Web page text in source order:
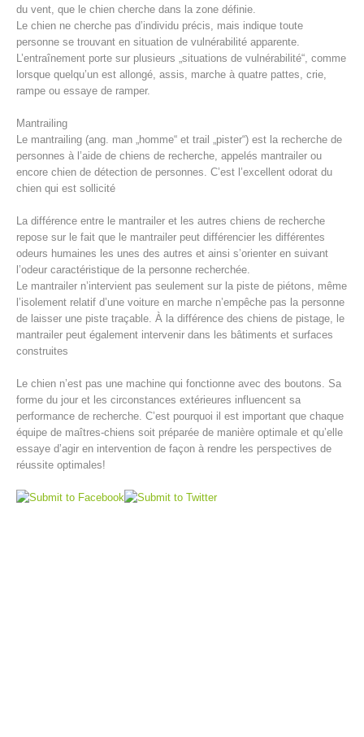
Procédure d'alarme
du vent, que le chien cherche dans la zone définie.
Le chien ne cherche pas d’individu précis, mais indique toute
personne se trouvant en situation de vulnérabilité apparente.
L’entraînement porte sur plusieurs „situations de vulnérabilité“, comme
lorsque quelqu’un est allongé, assis, marche à quatre pattes, crie,
rampe ou essaye de ramper.
Mantrailing
Le mantrailing (ang. man „homme“ et trail „pister“) est la recherche de
personnes à l’aide de chiens de recherche, appelés mantrailer ou
encore chien de détection de personnes. C’est l’excellent odorat du
chien qui est sollicité
La différence entre le mantrailer et les autres chiens de recherche
repose sur le fait que le mantrailer peut différencier les différentes
odeurs humaines les unes des autres et ainsi s’orienter en suivant
l’odeur caractéristique de la personne recherchée.
Le mantrailer n’intervient pas seulement sur la piste de piétons, même
l’isolement relatif d’une voiture en marche n’empêche pas la personne
de laisser une piste traçable. À la différence des chiens de pistage, le
mantrailer peut également intervenir dans les bâtiments et surfaces
construites
Le chien n’est pas une machine qui fonctionne avec des boutons. Sa
forme du jour et les circonstances extérieures influencent sa
performance de recherche. C’est pourquoi il est important que chaque
équipe de maîtres-chiens soit préparée de manière optimale et qu’elle
essaye d’agir en intervention de façon à rendre les perspectives de
réussite optimales!